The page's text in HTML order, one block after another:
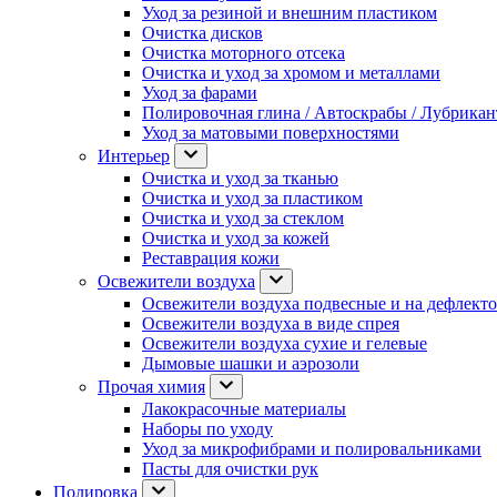
Уход за резиной и внешним пластиком
Очистка дисков
Очистка моторного отсека
Очистка и уход за хромом и металлами
Уход за фарами
Полировочная глина / Автоскрабы /
Уход за матовыми поверхностями
Интерьер
Очистка и уход за тканью
Очистка и уход за пластиком
Очистка и уход за стеклом
Очистка и уход за кожей
Реставрация кожи
Освежители воздуха
Освежители воздуха подвесные и на
Освежители воздуха в виде спрея
Освежители воздуха сухие и гелевые
Дымовые шашки и аэрозоли
Прочая химия
Лакокрасочные материалы
Наборы по уходу
Уход за микрофибрами и полировальниками
Пасты для очистки рук
Полировка